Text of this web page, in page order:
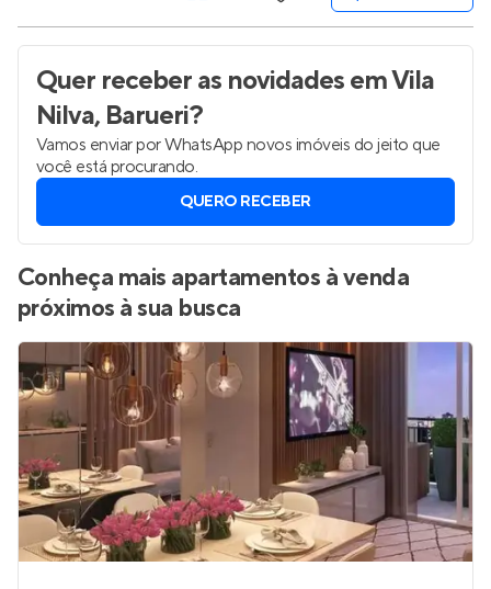
Quer receber as novidadesem Vila
Nilva, Barueri?
Vamos enviar por WhatsApp novos imóveis do jeito que
você está procurando.
QUERO RECEBER
Conheça mais apartamentos à venda
próximos à sua busca